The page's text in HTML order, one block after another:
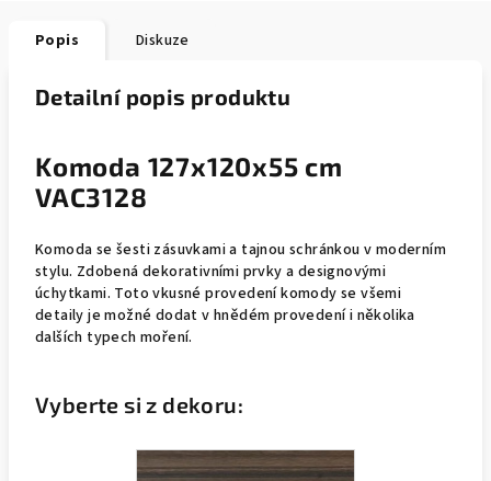
Popis Diskuze
Detailní popis produktu
Komoda 127x120x55 cm
VAC3128
Komoda se šesti zásuvkami a tajnou schránkou v moderním
stylu. Zdobená dekorativními prvky a designovými
úchytkami. Toto vkusné provedení komody se všemi
detaily je možné dodat v hnědém provedení i několika
dalších typech moření.
Vyberte si z dekoru: